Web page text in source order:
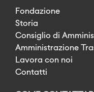
Fondazione
Storia
Consiglio di
Amministrazione
Lavora con noi
Contatti